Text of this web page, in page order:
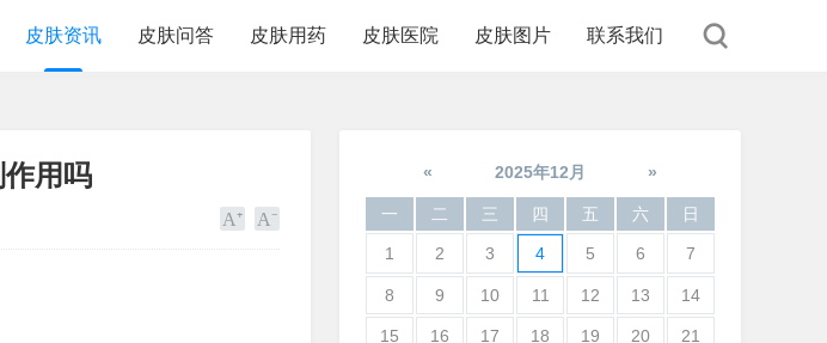
皮肤资讯 皮肤问答 皮肤用药 皮肤医院 皮肤图片 联系我们
用吗 « 2025年12月 »
一 二 三 四 五 六 日
1 2 3 4 5 6 7
8 9 10 11 12 13 14
15 16 17 18 19 20 21